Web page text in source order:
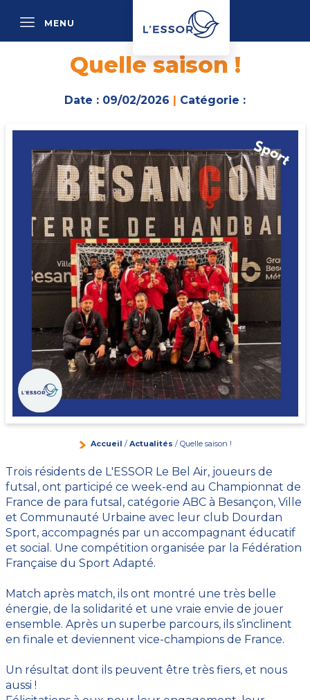
MENU
Quelle saison !
Date : 09/02/2026 | Catégorie :
Accueil / Actualités / Quelle saison !
Trois résidents de L'ESSOR Le Bel Air, joueurs de
futsal, ont participé ce week-end au Championnat de
France de para futsal, catégorie ABC à Besançon, Ville
et Communauté Urbaine avec leur club Dourdan
Sport, accompagnés par un accompagnant éducatif
et social. Une compétition organisée par la Fédération
Française du Sport Adapté.
Match après match, ils ont montré une très belle
énergie, de la solidarité et une vraie envie de jouer
ensemble. Après un superbe parcours, ils s’inclinent
en finale et deviennent vice-champions de France.
Un résultat dont ils peuvent être très fiers, et nous
aussi !